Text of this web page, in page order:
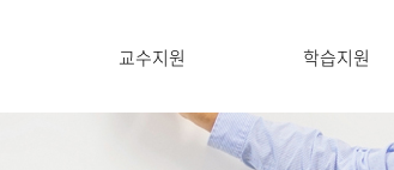
교수지원 학습지원